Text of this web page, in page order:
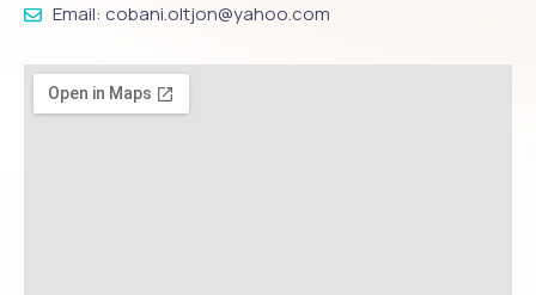
Email: cobani.oltjon@yahoo.com